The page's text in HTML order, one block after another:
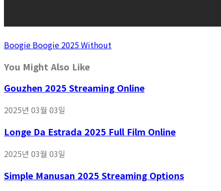
Boogie Boogie 2025 Without
You Might Also Like
Gouzhen 2025 Streaming Online
2025년 03월 03일
Longe Da Estrada 2025 Full Film Online
2025년 03월 03일
Simple Manusan 2025 Streaming Options